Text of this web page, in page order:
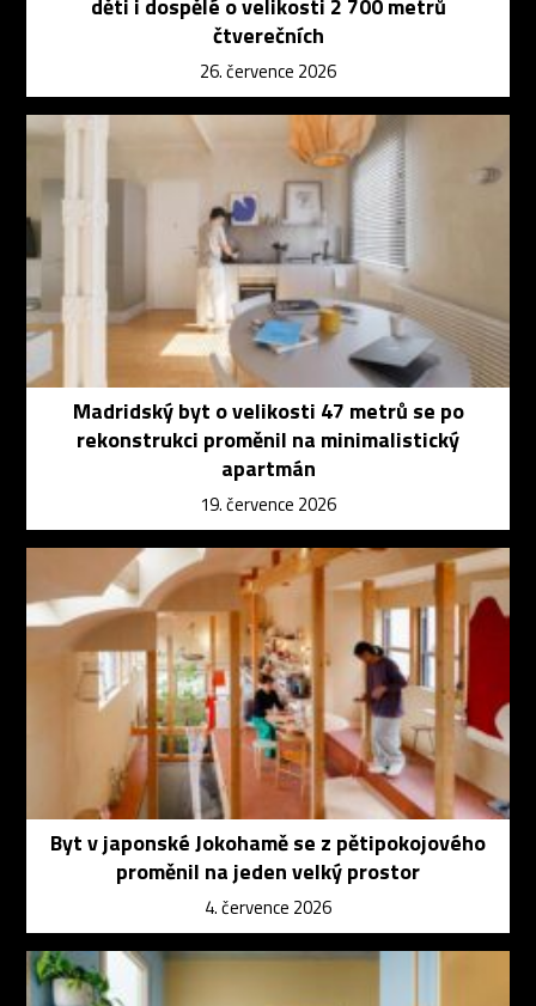
děti i dospělé o velikosti 2 700 metrů
čtverečních
26. července 2026
Madridský byt o velikosti 47 metrů se po
rekonstrukci proměnil na minimalistický
apartmán
19. července 2026
Byt v japonské Jokohamě se z pětipokojového
proměnil na jeden velký prostor
4. července 2026